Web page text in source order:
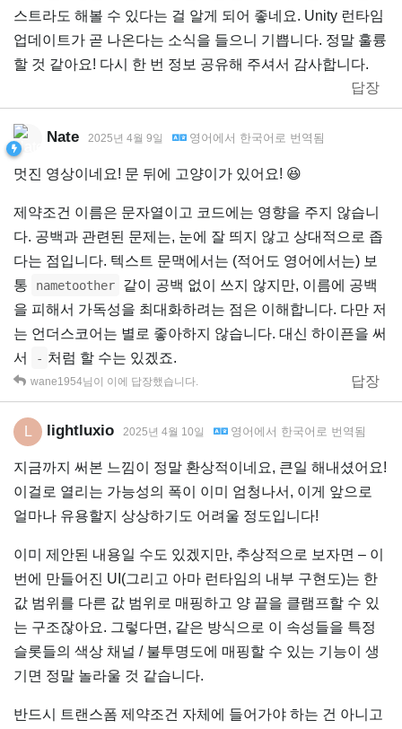
스트라도 해볼 수 있다는 걸 알게 되어 좋네요. Unity 런타임
업데이트가 곧 나온다는 소식을 들으니 기쁩니다. 정말 훌륭
할 것 같아요! 다시 한 번 정보 공유해 주셔서 감사합니다.
답장
Nate 2025년 4월 9일 영어 에서 한국어 로 번역됨
멋진 영상이네요! 문 뒤에 고양이가 있어요! 😆
제약조건 이름은 문자열이고 코드에는 영향을 주지 않습니
다. 공백과 관련된 문제는, 눈에 잘 띄지 않고 상대적으로 좁
다는 점입니다. 텍스트 문맥에서는 (적어도 영어에서는) 보
통
nametoother
같이 공백 없이 쓰지 않지만, 이름에 공백
을 피해서 가독성을 최대화하려는 점은 이해합니다. 다만 저
는 언더스코어는 별로 좋아하지 않습니다. 대신 하이픈을 써
서
- 처럼 할 수는 있겠죠.
답장
wane1954님이 이에 답장했습니다.
lightluxio 2025년 4월 10일 영어 에서 한국어 로 번역됨
지금까지 써본 느낌이 정말 환상적이네요, 큰일 해내셨어요!
이걸로 열리는 가능성의 폭이 이미 엄청나서, 이게 앞으로
얼마나 유용할지 상상하기도 어려울 정도입니다!
이미 제안된 내용일 수도 있겠지만, 추상적으로 보자면 – 이
번에 만들어진 UI(그리고 아마 런타임의 내부 구현도)는 한
값 범위를 다른 값 범위로 매핑하고 양 끝을 클램프할 수 있
는 구조잖아요. 그렇다면, 같은 방식으로 이 속성들을 특정
슬롯들의 색상 채널 / 불투명도에 매핑할 수 있는 기능이 생
기면 정말 놀라울 것 같습니다.
반드시 트랜스폼 제약조건 자체에 들어가야 하는 건 아니고